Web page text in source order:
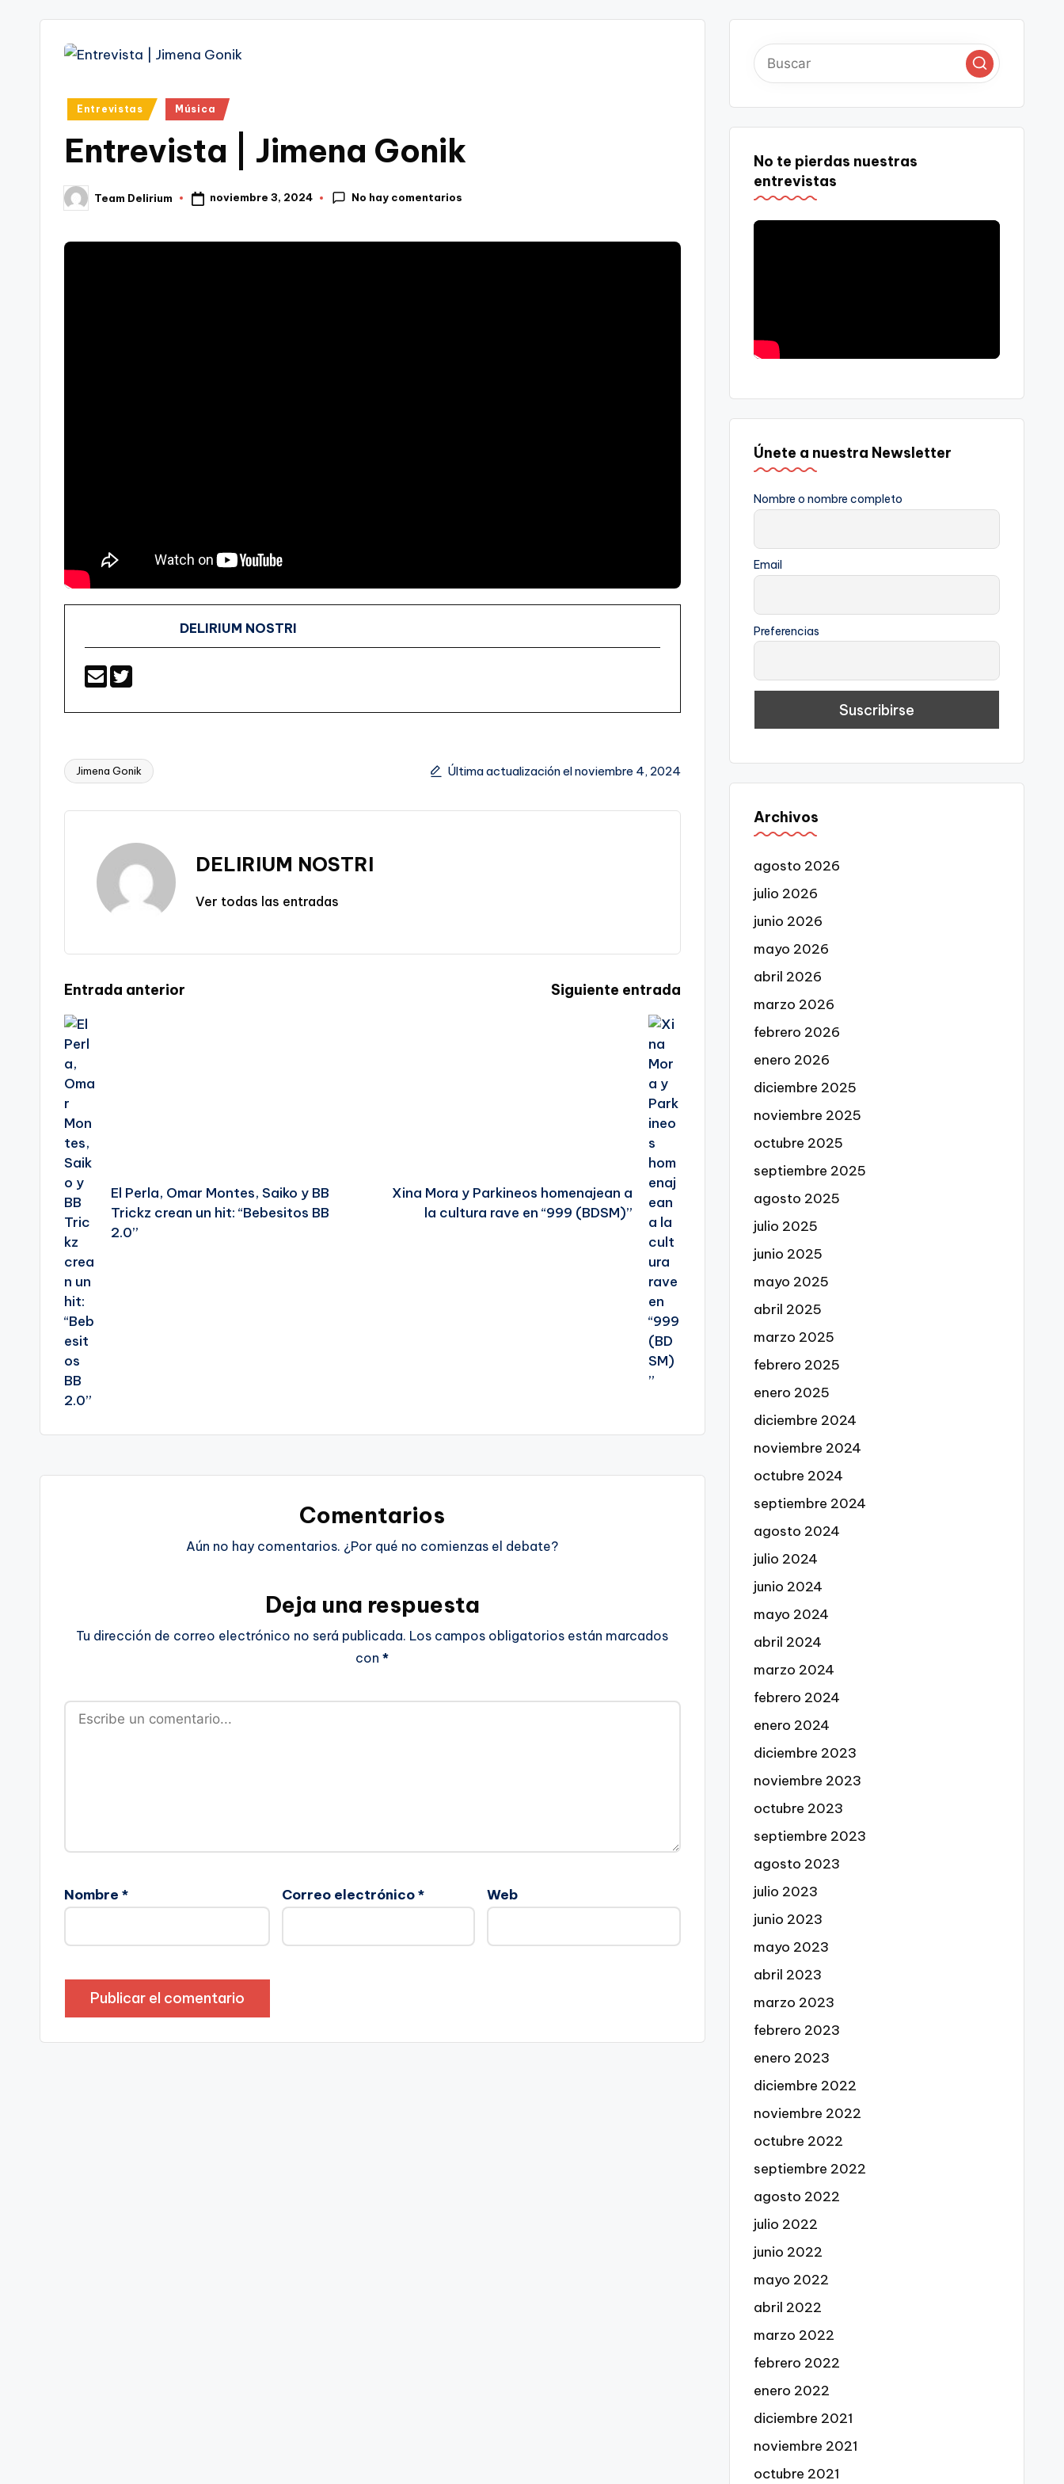
Publicado
Entrevistas Música
Entrevista | Jimena Gonik
Publicado
por
Team Delirium noviembre 3, 2024 No hay comentarios
DELIRIUM NOSTRI
Etiquetas:
Jimena Gonik Última actualización el noviembre 4, 2024
DELIRIUM NOSTRI
Ver todas las entradas
Navegación
de
entradas
Entrada anterior
El Perla, Omar Montes, Saiko y BB
Trickz crean un hit: “Bebesitos BB
2.0”
Siguiente entrada
Xina Mora y Parkineos homenajean a
la cultura rave en “999 (BDSM)”
Comentarios
Aún no hay comentarios. ¿Por qué no comienzas el debate?
Deja una respuesta
Tu dirección de correo electrónico no será publicada. Los campos obligatorios están marcados
con*
Nombre * Correo electrónico* Web
No te pierdas nuestras
entrevistas
Únete a nuestra Newsletter
Nombre o nombre completo
Email
Preferencias
Archivos
agosto 2026
julio 2026
junio 2026
mayo 2026
abril 2026
marzo 2026
febrero 2026
enero 2026
diciembre 2025
noviembre 2025
octubre 2025
septiembre 2025
agosto 2025
julio 2025
junio 2025
mayo 2025
abril 2025
marzo 2025
febrero 2025
enero 2025
diciembre 2024
noviembre 2024
octubre 2024
septiembre 2024
agosto 2024
julio 2024
junio 2024
mayo 2024
abril 2024
marzo 2024
febrero 2024
enero 2024
diciembre 2023
noviembre 2023
octubre 2023
septiembre 2023
agosto 2023
julio 2023
junio 2023
mayo 2023
abril 2023
marzo 2023
febrero 2023
enero 2023
diciembre 2022
noviembre 2022
octubre 2022
septiembre 2022
agosto 2022
julio 2022
junio 2022
mayo 2022
abril 2022
marzo 2022
febrero 2022
enero 2022
diciembre 2021
noviembre 2021
octubre 2021